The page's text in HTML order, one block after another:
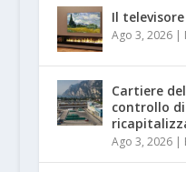
Il
Ago 3, 2026|
Cartiere
controllo
Ago 3, 2026|